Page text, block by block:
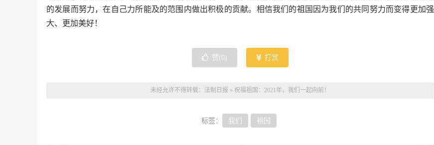
的发展而努力，在自己力所能及的范围内做出积极的贡献。相信我们的祖国因为我们的共同努力而变得更加强
大、更加美好！
赞( 0 ) 打赏
未经允许不得转载： 法制日报 » 祝福祖国：2021年，我们一起向前！
标签： 我们 祖国